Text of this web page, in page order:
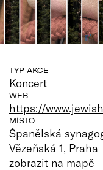
TYP AKCE
Koncert
WEB
https://
MÍSTO
Španělská
Vězeňská 1, Praha
zobrazit na mapě